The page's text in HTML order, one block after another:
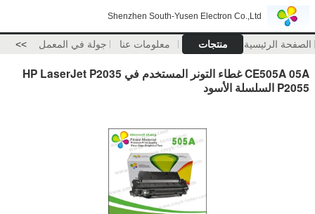
Shenzhen South-Yusen Electron Co.,Ltd
الصفحة الرئيسية منتجات معلومات عنا جولة في المعمل >>
CE505A 05A غطاء التونر المستخدم في HP LaserJet P2035
P2055 السلسلة الأسود